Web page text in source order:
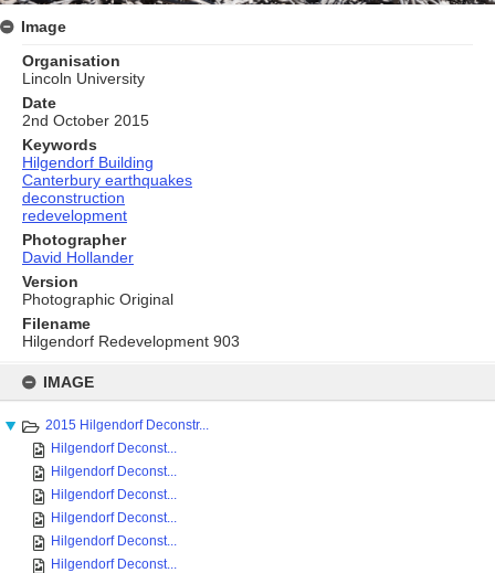
content
IMAGE
2015 Hilgendorf Deconstr...
Hilgendorf Deconst...
Hilgendorf Deconst...
Hilgendorf Deconst...
Hilgendorf Deconst...
Hilgendorf Deconst...
Hilgendorf Deconst...
Image
Organisation
Lincoln University
Date
2nd October 2015
Keywords
Hilgendorf Building
Canterbury earthquakes
deconstruction
redevelopment
Photographer
David Hollander
Version
Photographic Original
Filename
Hilgendorf Redevelopment 903